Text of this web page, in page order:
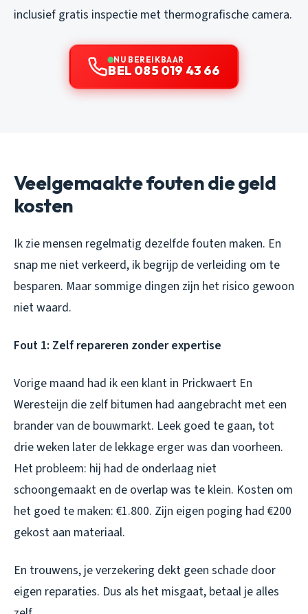
inclusief gratis inspectie met thermografische camera.
NU BEREIKBAAR
BEL 085 019 43 66
Veelgemaakte fouten die geld
kosten
Ik zie mensen regelmatig dezelfde fouten maken. En
snap me niet verkeerd, ik begrijp de verleiding om te
besparen. Maar sommige dingen zijn het risico gewoon
niet waard.
Fout 1: Zelf repareren zonder expertise
Vorige maand had ik een klant in Prickwaert En
Weresteijn die zelf bitumen had aangebracht met een
brander van de bouwmarkt. Leek goed te gaan, tot
drie weken later de lekkage erger was dan voorheen.
Het probleem: hij had de onderlaag niet
schoongemaakt en de overlap was te klein. Kosten om
het goed te maken: €1.800. Zijn eigen poging had €200
gekost aan materiaal.
En trouwens, je verzekering dekt geen schade door
eigen reparaties. Dus als het misgaat, betaal je alles